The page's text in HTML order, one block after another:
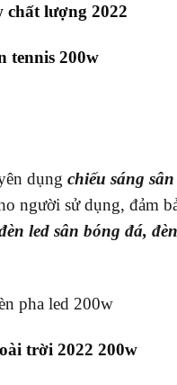
chất lượng 2022
tennis 200w
dụng chiếu sáng
người sử dụng, đảm
led sân bóng đá,
trời 2022 200w